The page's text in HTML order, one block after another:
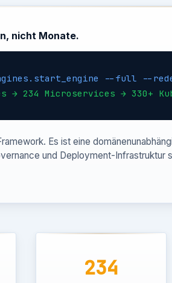
nicht Monate.
--full --
→ 234 Microservices → 330+
Es ist eine
und Deployment-Infrastruktur
234